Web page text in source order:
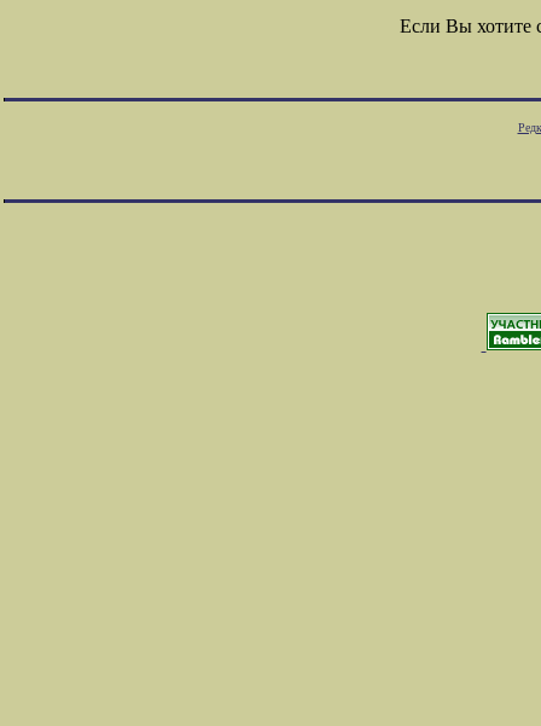
Если Вы хотите